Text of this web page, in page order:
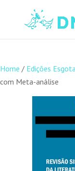
Home / Edições
com Meta-análise